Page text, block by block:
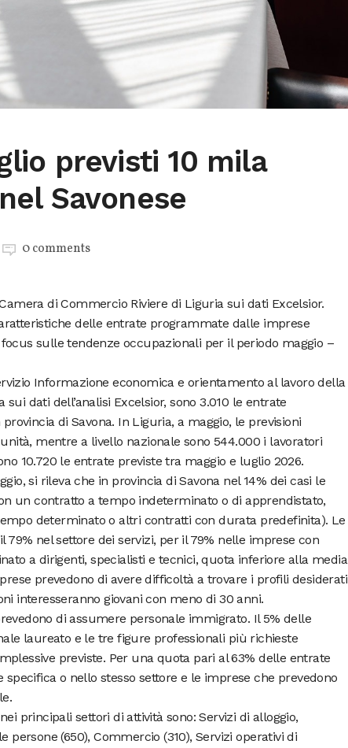
previsti 10 mila
Savonese
0 comments
di Commercio Riviere di Liguria sui dati Excelsior.
delle entrate programmate dalle imprese
sulle tendenze occupazionali per il periodo maggio –
Informazione economica e orientamento al lavoro della
dati dell’analisi Excelsior, sono 3.010 le entrate
di Savona. In Liguria, a maggio, le previsioni
mentre a livello nazionale sono 544.000 i lavoratori
10.720 le entrate previste tra maggio e luglio 2026.
si rileva che in provincia di Savona nel 14% dei casi le
un contratto a tempo indeterminato o di apprendistato,
determinato o altri contratti con durata predefinita). Le
nel settore dei servizi, per il 79% nelle imprese con
a dirigenti, specialisti e tecnici, quota inferiore alla media
prevedono di avere difficoltà a trovare i profili desiderati
interesseranno giovani con meno di 30 anni.
di assumere personale immigrato. Il 5% delle
laureato e le tre figure professionali più richieste
previste. Per una quota pari al 63% delle entrate
o nello stesso settore e le imprese che prevedono
principali settori di attività sono: Servizi di alloggio,
persone (650), Commercio (310), Servizi operativi di